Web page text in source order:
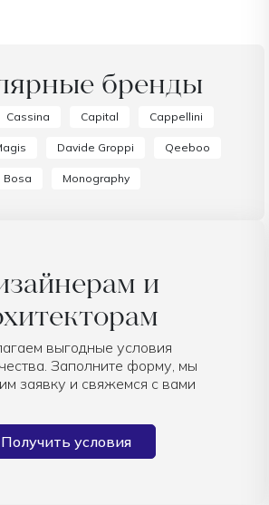
бренды
Cassina Capital Cappellini
Davide Groppi Qeeboo
Bosa Monography
и
выгодные условия
Заполните форму, мы
заявку и свяжемся с вами
Получить условия